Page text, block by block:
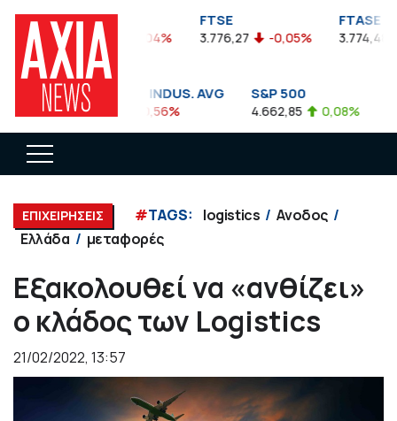
FTSEA
899,47 -0,04%
FTSE
3.776,27 -0,05%
FTASE
3.774,48
DOW JONES INDUS. AVG
35.911,81 -0,56%
S&P 500
4.662,85 0,08%
ΕΠΙΧΕΙΡΗΣΕΙΣ #TAGS: logistics
Ανοδος
Ελλάδα
μεταφορές
Εξακολουθεί να «ανθίζει»
ο κλάδος των Logistics
21/02/2022, 13:57